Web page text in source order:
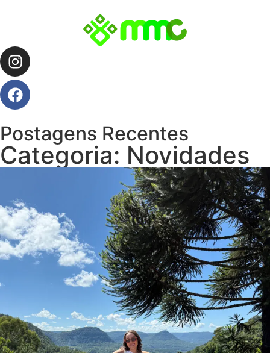
Postagens Recentes
Categoria: Novidades